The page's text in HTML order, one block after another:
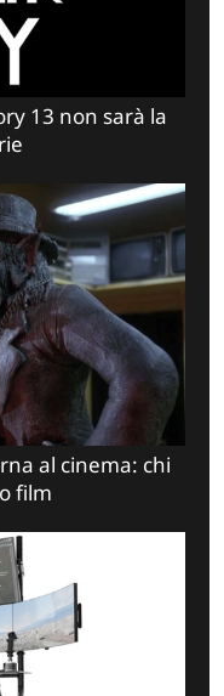
13 non sarà la
al cinema: chi
film